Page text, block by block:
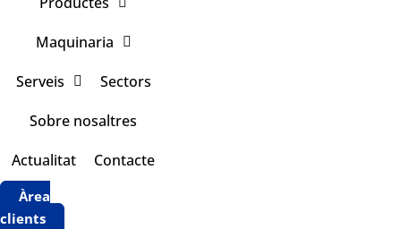
Maquinaria
Serveis
Sectors
Sobre nosaltres
Actualitat
Contacte
Àrea
clients